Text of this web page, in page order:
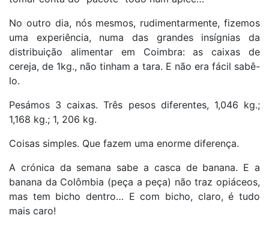
No outro dia, nós mesmos, rudimentarmente, fizemos
uma experiência, numa das grandes insígnias da
distribuição alimentar em Coimbra: as caixas de
cereja, de 1kg., não tinham a tara. E não era fácil sabê-
lo.
Pesámos 3 caixas. Três pesos diferentes, 1,046 kg.;
1,168 kg.; 1, 206 kg.
Coisas simples. Que fazem uma enorme diferença.
A crónica da semana sabe a casca de banana. E a
banana da Colômbia (peça a peça) não traz opiáceos,
mas tem bicho dentro… E com bicho, claro, é tudo
mais caro!